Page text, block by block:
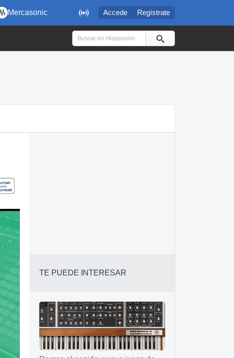
 Accede Regístrate
Mercasonic
TE PUEDE INTERESAR